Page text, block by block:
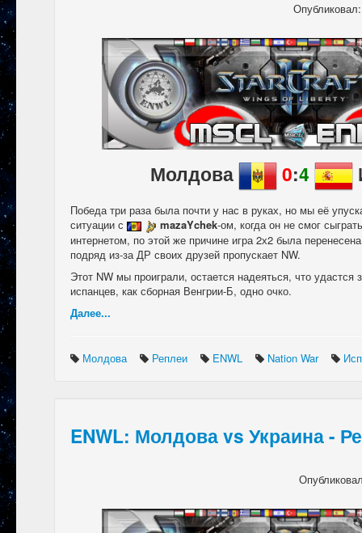
Молдова 0:4
Победа три раза была почти у нас в руках, но мы её
ситуации с
mazaYchek-ом, когда он не cмог
интернетом, по этой же причине игра 2х2 была
подряд из-за ДР своих друзей пропускает NW.
Этот NW мы проиграли, остается надеяться, что удастся
испанцев, как сборная Венгрии-Б, одно очко.
Далее...
Молдова Реплеи ENWL Nation War
ENWL: Молдова vs Украина -